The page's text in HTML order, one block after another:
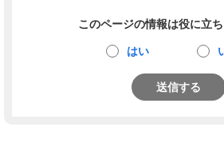
このページの情報は役に立
はい
送信する